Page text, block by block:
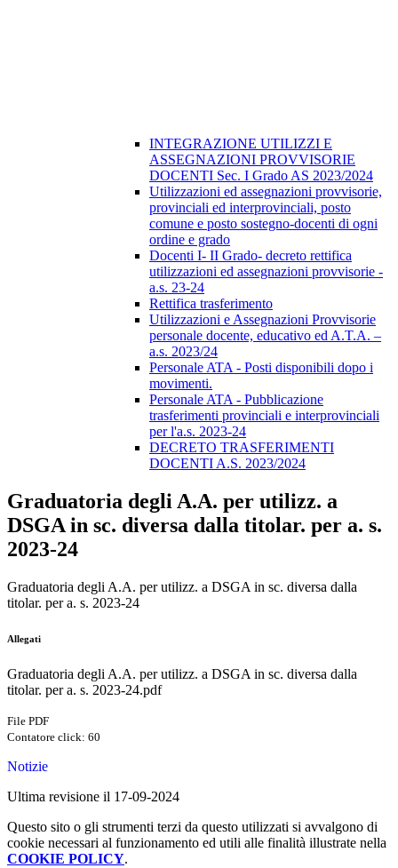
INTEGRAZIONE UTILIZZI E
ASSEGNAZIONI PROVVISORIE
DOCENTI Sec. I Grado AS 2023/2024
Utilizzazioni ed assegnazioni provvisorie,
provinciali ed interprovinciali, posto
comune e posto sostegno-docenti di ogni
ordine e grado
Docenti I- II Grado- decreto rettifica
utilizzazioni ed assegnazioni provvisorie -
a.s. 23-24
Rettifica trasferimento
Utilizzazioni e Assegnazioni Provvisorie
personale docente, educativo ed A.T.A. –
a.s. 2023/24
Personale ATA - Posti disponibili dopo i
movimenti.
Personale ATA - Pubblicazione
trasferimenti provinciali e interprovinciali
per l'a.s. 2023-24
DECRETO TRASFERIMENTI
DOCENTI A.S. 2023/2024
Graduatoria degli A.A. per utilizz. a
DSGA in sc. diversa dalla titolar. per a. s.
2023-24
Graduatoria degli A.A. per utilizz. a DSGA in sc. diversa dalla
titolar. per a. s. 2023-24
Allegati
Graduatoria degli A.A. per utilizz. a DSGA in sc. diversa dalla
titolar. per a. s. 2023-24.pdf
File PDF
Contatore click: 60
Notizie
Ultima revisione il 17-09-2024
Questo sito o gli strumenti terzi da questo utilizzati si avvalgono di
cookie necessari al funzionamento ed utili alle finalità illustrate nella
COOKIE POLICY.